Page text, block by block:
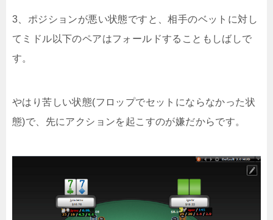
3、ポジションが悪い状態ですと、相手のベットに対し
てミドル以下のペアはフォールドすることもしばしで
す。
やはり苦しい状態(フロップでセットにならなかった状
態)で、先にアクションを起こすのが嫌だからです。